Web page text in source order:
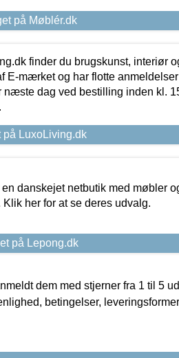
på Møblér.dk
finder du brugskunst, interiør
E-mærket og har flotte
næste dag ved bestilling inden kl.
på LuxoLiving.dk
en danskejet netbutik med møbler
Klik her for at se deres udvalg.
på Lepong.dk
dem med stjerner fra 1 til 5
betingelser,